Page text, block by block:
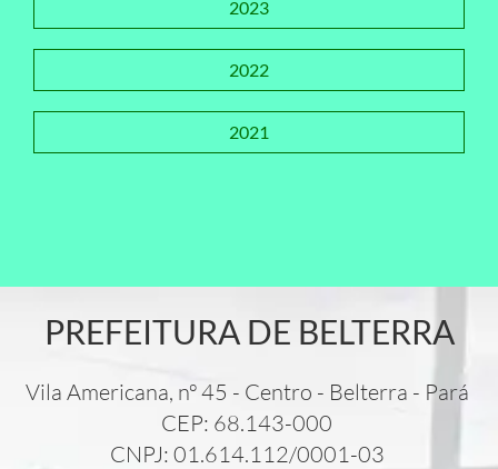
2023
2022
2021
PREFEITURA DE BELTERRA
Vila Americana, nº 45 - Centro - Belterra - Pará
CEP: 68.143-000
CNPJ: 01.614.112/0001-03